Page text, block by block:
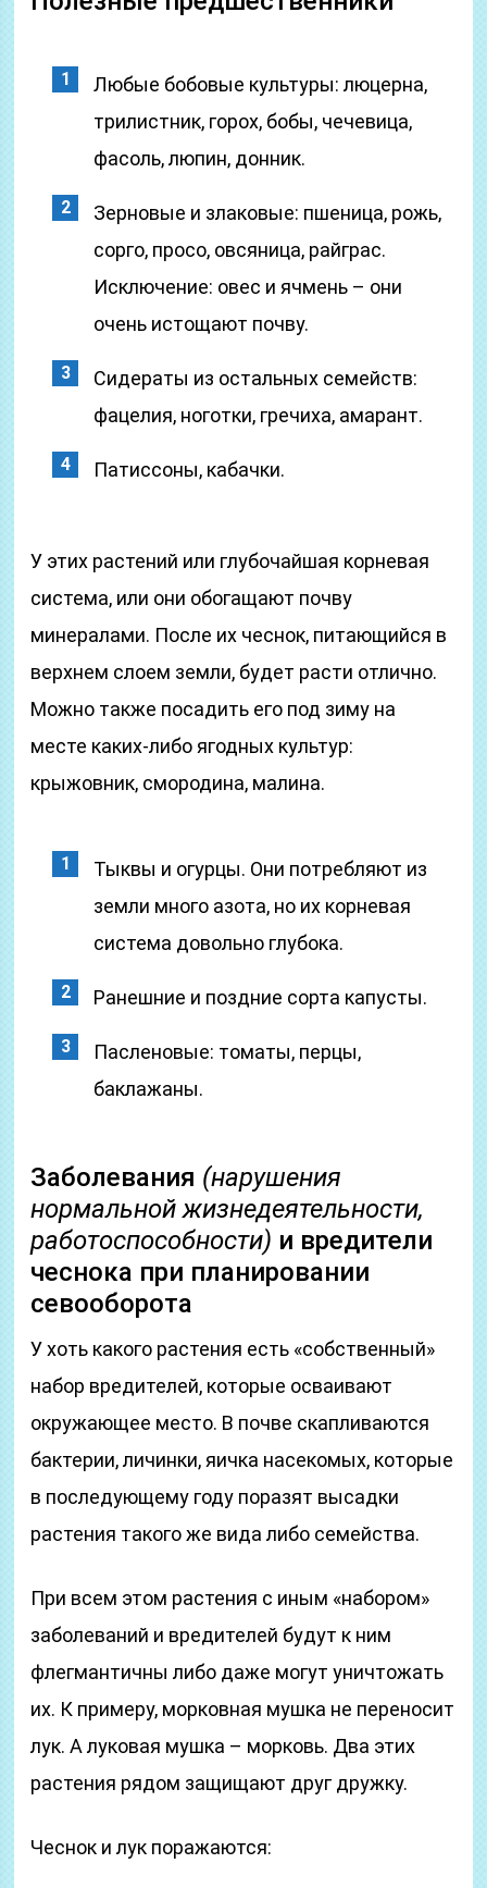
Любые бобовые культуры: люцерна,
трилистник, горох, бобы, чечевица,
фасоль, люпин, донник.
Зерновые и злаковые: пшеница, рожь,
сорго, просо, овсяница, райграс.
Исключение: овес и ячмень – они
очень истощают почву.
Сидераты из остальных семейств:
фацелия, ноготки, гречиха, амарант.
Патиссоны, кабачки.
У этих растений или глубочайшая корневая
система, или они обогащают почву
минералами. После их чеснок, питающийся в
верхнем слоем земли, будет расти отлично.
Можно также посадить его под зиму на
месте каких-либо ягодных культур:
крыжовник, смородина, малина.
Тыквы и огурцы. Они потребляют из
земли много азота, но их корневая
система довольно глубока.
Ранешние и поздние сорта капусты.
Пасленовые: томаты, перцы,
баклажаны.
Заболевания (нарушения
нормальной жизнедеятельности,
работоспособности) и вредители
чеснока при планировании
севооборота
У хоть какого растения есть «собственный»
набор вредителей, которые осваивают
окружающее место. В почве скапливаются
бактерии, личинки, яичка насекомых, которые
в последующему году поразят высадки
растения такого же вида либо семейства.
При всем этом растения с иным «набором»
заболеваний и вредителей будут к ним
флегмантичны либо даже могут уничтожать
их. К примеру, морковная мушка не переносит
лук. А луковая мушка – морковь. Два этих
растения рядом защищают друг дружку.
Чеснок и лук поражаются: